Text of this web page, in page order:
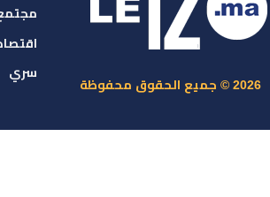
2026 © جميع الحقوق محفوظة
سري